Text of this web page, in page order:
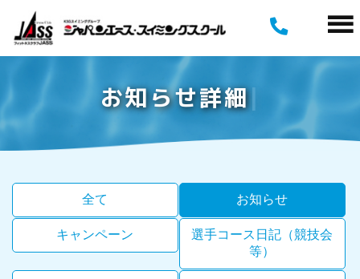
お知らせ詳細
全て お知らせ
キャンペーン
選手コース日記（競技会
等）